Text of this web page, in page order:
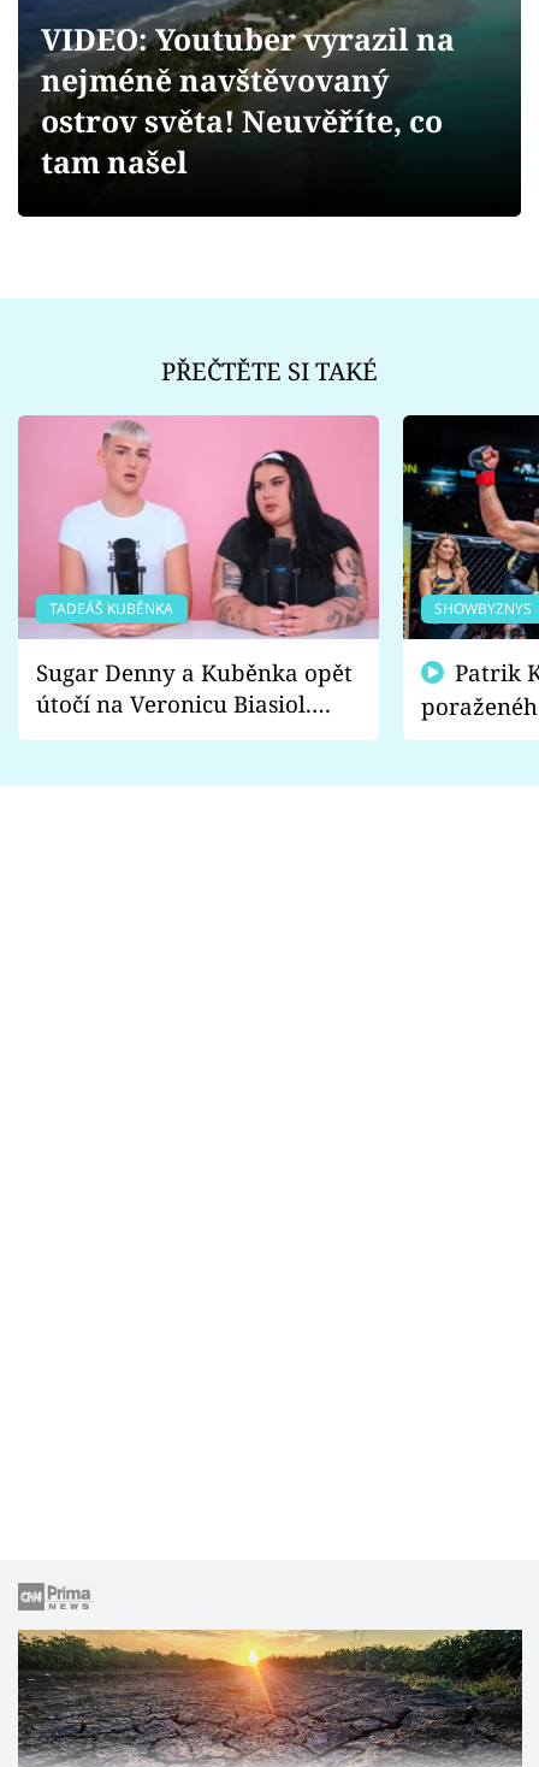
Videa
Sledujte prima+
VIDEO: Youtuber vyrazil na
nejméně navštěvovaný
ostrov světa! Neuvěříte, co
tam našel
PŘEČTĚTE SI TAKÉ
TADEÁŠ KUBĚNKA
Sugar Denny a Kuběnka opět
útočí na Veronicu Biasiol.
Proč je podle nich falešná a
SHOWBYZNYS
fanoušci